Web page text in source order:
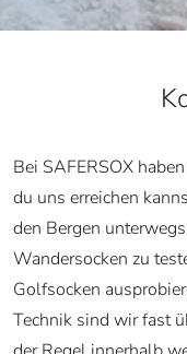
Bei SAFERSOX
du uns erreichen
den Bergen
Wandersocken zu
Golfsocken
Technik sind wir fast